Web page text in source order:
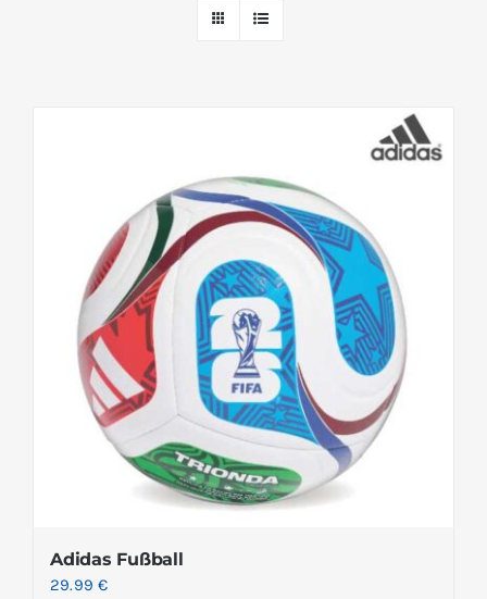
Adidas Fußball
29.99€